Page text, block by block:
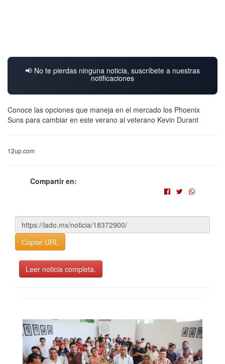
📢 No te pierdas ninguna noticia, suscríbete a nuestras
notificaciones
Conoce las opciones que maneja en el mercado los Phoenix
Suns para cambiar en este verano al veterano Kevin Durant
12up.com
Compartir en:
Copiar URL
Leer noticia completa.